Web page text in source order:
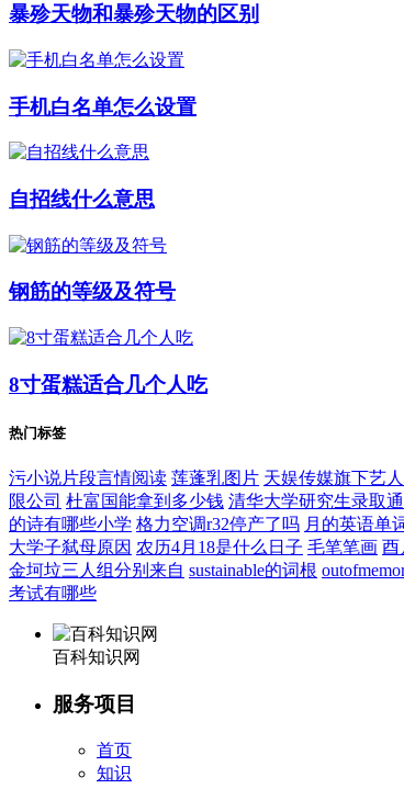
暴殄天物和暴殄天物的区别
手机白名单怎么设置
自招线什么意思
钢筋的等级及符号
8寸蛋糕适合几个人吃
热门标签
污小说片段言情阅读 莲蓬乳图片 天娱传媒旗下艺
限公司 杜富国能拿到多少钱 清华大学研究生录取
的诗有哪些小学 格力空调r32停产了吗 月的英语单
大学子弑母原因 农历4月18是什么日子 毛笔笔画 酉
金坷垃三人组分别来自 sustainable的词根
考试有哪些
百科知识网
服务项目
首页
知识